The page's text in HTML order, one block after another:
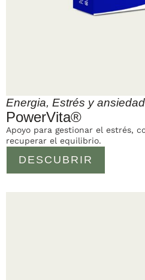
Energia, Estrés y ansiedad
PowerVita®
DESCUBRIR
Apoyo para gestionar el estrés,
recuperar el equilibrio.